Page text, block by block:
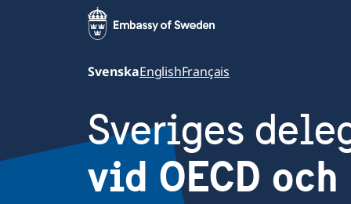
SvenskaEnglishFrançais
Sveriges
vid OECD